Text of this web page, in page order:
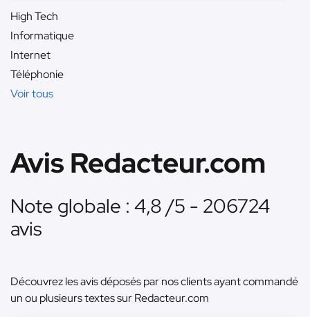
High Tech
Informatique
Internet
Téléphonie
Voir tous
Avis Redacteur.com
Note globale : 4,8 /5 - 206724
avis
Découvrez les avis déposés par nos clients ayant commandé
un ou plusieurs textes sur Redacteur.com